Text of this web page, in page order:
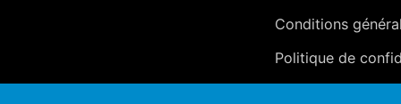
Conditions
Politique de